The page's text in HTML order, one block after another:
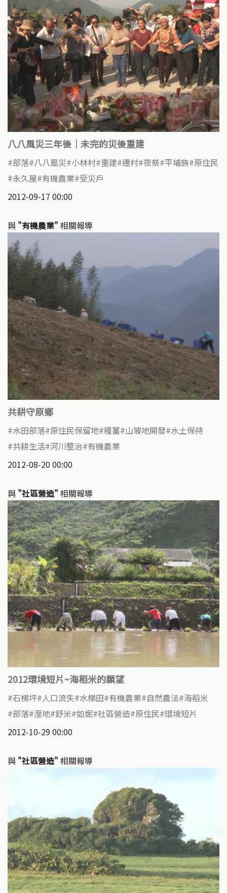
八八風災三年後｜未完的災後重建
部落 八八風災 小林村 重建 遷村 夜祭 平埔族 原住民
永久屋 有機農業 受災戶
2012-09-17 00:00
與 "有機農業" 相關報導
共耕守原鄉
水田部落 原住民保留地 種薑 山坡地開發 水土保持
共耕生活 河川整治 有機農業
2012-08-20 00:00
與 "社區營造" 相關報導
2012環境短片~海稻米的願望
石梯坪 人口流失 水梯田 有機農業 自然農法 海稻米
部落 溼地 舒米 如妮 社區營造 原住民 環境短片
2012-10-29 00:00
與 "社區營造" 相關報導